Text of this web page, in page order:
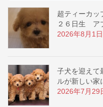
超ティーカ
２６日生
2026年8月1日
子犬を迎えて
ルが新しい家
2026年7月29